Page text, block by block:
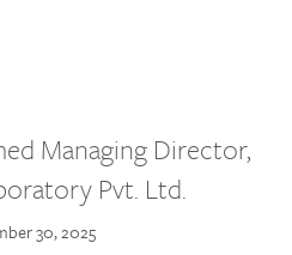
Managing Director,
Pvt. Ltd.
30, 2025